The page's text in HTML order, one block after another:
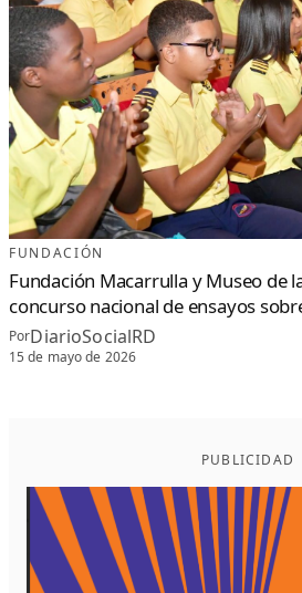
FUNDACIÓN
Fundación Macarrulla y Museo de
concurso nacional de ensayos
PorDiarioSocialRD
15 de mayo de 2026
PUBLICIDAD